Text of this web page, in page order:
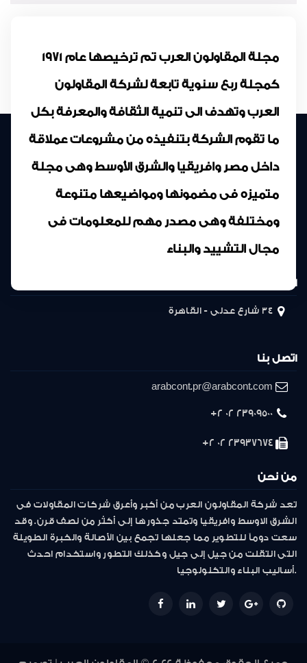
مجلة المقاولون العرب تم ترخيصها عام 1971
كمجلة ربع سنوية تابعة لشركة المقاولون
العرب وتهدف الى تنمية الثقافة والمعرفة بكل
ما تقوم الشركة بتنفيذه من مشروعات عملاقة
داخل مصر وافريقيا والشرق الأوسط وهى مجلة
متميزه فى مضمونها ومواضيعها متنوعة
ومختلفة وهى مصدر مهم للمعلومات فى
مجال التشييد والبناء
34 شارع عدلى - القاهرة
اتصل بنا
arabcont.pr@arabcont.com
23909500 02 2+
23937674 02 2+
من نحن
تعد شركة المقاولون العرب من أكبر وأعرق شركات المقاولات فى
الشرق الاوسط وافريقيا وتمتد جذورها إلى أكثر من نصف قرن. وقد
سعت دوماً للتطوير مما جعلها تجمع بين الأصالة والخبرة الطويلة
التى انتقلت من جيل إلى جيل وكذلك التطور واستخدام احدث
أساليب البناء والتكنولوجيا.